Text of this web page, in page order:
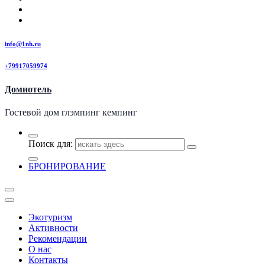
info@1nh.ru
+79917059974
Домиотель
Гостевой дом глэмпинг кемпинг
Поиск для:
БРОНИРОВАНИЕ
Экотуризм
Активности
Рекомендации
О нас
Контакты